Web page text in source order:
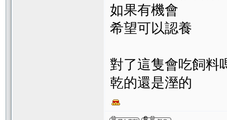
如果有機會
希望可以認養
對了這隻會吃飼料
乾的還是溼的